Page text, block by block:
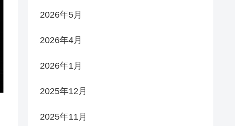
2026年5月
2026年4月
2026年1月
2025年12月
2025年11月